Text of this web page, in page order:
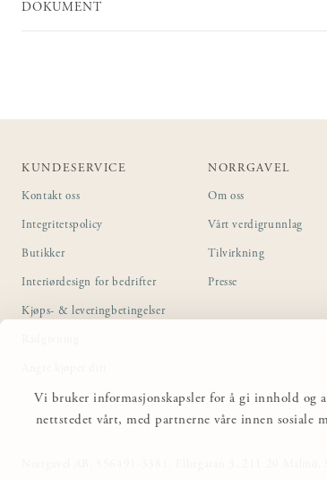
Vi bruker informasjonskapsler for å gi innhold og
nettstedet vårt, med partnerne våre innen sosiale
DOKUMENT
KUNDESERVICE
Kontakt oss
Integritetspolicy
Butikker
Interiørdesign for bedrifter
Kjøps- & leveringbetingelser
NORRGAVEL
Om oss
Vårt verdigrunnlag
Tilvirkning
Presse